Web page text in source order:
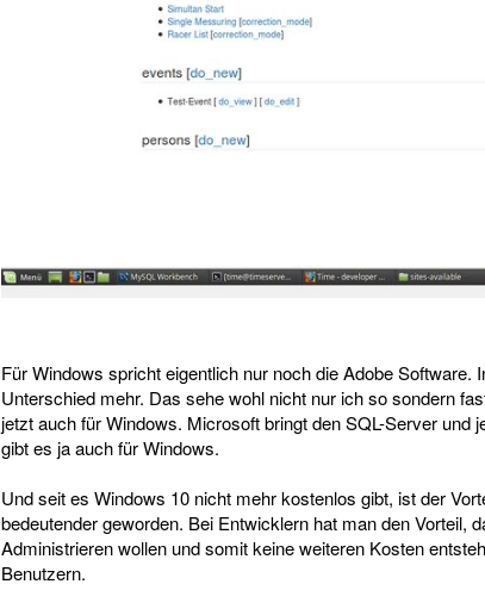
Für Windows spricht eigentlich nur noch die Adobe Software.
Unterschied mehr. Das sehe wohl nicht nur ich so sondern
jetzt auch für Windows. Microsoft bringt den SQL-Server und
gibt es ja auch für Windows.
Und seit es Windows 10 nicht mehr kostenlos gibt, ist der
bedeutender geworden. Bei Entwicklern hat man den Vorteil,
Administrieren wollen und somit keine weiteren Kosten
Benutzern.